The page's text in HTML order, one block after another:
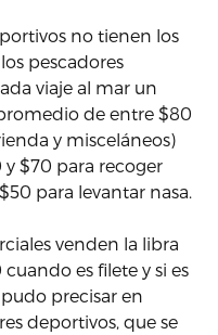
no tienen los
pescadores
viaje al mar un
de entre $80
y misceláneos)
$70 para recoger
para levantar nasa.
venden la libra
es filete y si es
precisar en
deportivos, que se